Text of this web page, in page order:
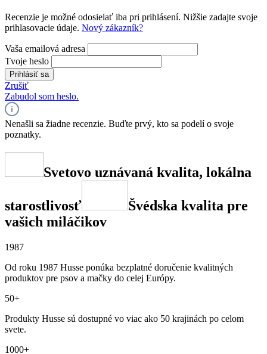
Recenzie je možné odosielať iba pri prihlásení. Nižšie zadajte svoje
prihlasovacie údaje. Nový zákazník?
Vaša emailová adresa
Tvoje heslo
Prihlásiť sa
Zrušiť
Zabudol som heslo.
Nenašli sa žiadne recenzie. Buďte prvý, kto sa podelí o svoje
poznatky.
Svetovo uznávaná kvalita, lokálna
starostlivosť
Švédska kvalita pre
vašich miláčikov
1987
Od roku 1987 Husse ponúka bezplatné doručenie kvalitných
produktov pre psov a mačky do celej Európy.
50+
Produkty Husse sú dostupné vo viac ako 50 krajinách po celom
svete.
1000+